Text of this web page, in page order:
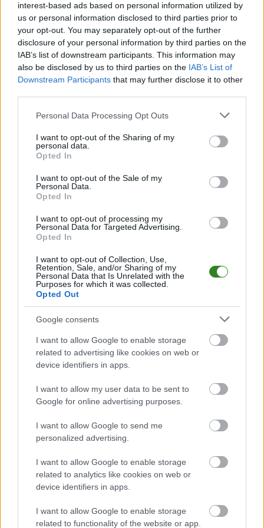
interest-based ads based on personal information utilized by
us or personal information disclosed to third parties prior to
your opt-out. You may separately opt-out of the further
disclosure of your personal information by third parties on the
IAB’s list of downstream participants. This information may
also be disclosed by us to third parties on the IAB’s List of
Downstream Participants that may further disclose it to other
Please note that this website/app uses one or more Google
not limited to your visit or usage behaviour. You may click to
grant or deny consent to Google and its third-party tags to
use your data for below specified purposes in below Google
consent section.
Personal Data Processing Opt Outs
I want to opt-out of the Sharing of my
personal data.
Opted In
I want to opt-out of the Sale of my
Personal Data.
Opted In
I want to opt-out of processing my
Personal Data for Targeted Advertising.
Opted In
I want to opt-out of Collection, Use,
Retention, Sale, and/or Sharing of my
Personal Data that Is Unrelated with the
Purposes for which it was collected.
Opted Out
Google consents
I want to allow Google to enable storage
related to advertising like cookies on web or
device identifiers in apps.
I want to allow my user data to be sent to
Google for online advertising purposes.
I want to allow Google to send me
personalized advertising.
I want to allow Google to enable storage
related to analytics like cookies on web or
device identifiers in apps.
I want to allow Google to enable storage
related to functionality of the website or app.
Po zakończeniu spotkania automatycznie publikujemyoficjalny wynik
spotkania, a także dane meczowe, jeśli są dostępne.
Pełny harmonogram rozgrywek dostępny jest tutaj:Dębica > Klasa A -
terminarz.
Informacje o składach i strzelcach
W miarę dostępności danych, publikujemyskłady wyjściowe,
aktualizujemy zależnie od poziomu ligi i dostępnych źródeł.
Śledź mecze swojej drużyny
Jeśli jesteś kibicem klubu LKS Głowaczowa lub Kaskada Kamionka -
zaglądaj tutaj częściej. Nasz serwis regularnie dostarcza informacje o
terminach meczów, wynikach, transferach i newsach klubowych
piłkarskichw województwie. Sprawdź nasze relacje, śledź ulubioną ligę i
bądź na bieżąco z wydarzeniami z boisk!
LKS Głowaczowa - Kaskada Kamionkaodbędzie się w ramach
20. kolejki - Dębica > Klasa A. Spotkanie zostanie rozegrane w dniu 01
LKS Głowaczowaprzystępuje do tego spotkania w roli gospodarza. Jak
drużyna radzi sobie w sezonie 2025/2026 rozgrywek Dębica > Klasa A
przed własną publicznością? Na tej stronie możecie zobaczyć tabelę
uwzględniającą tylko mecze u siebie. W tabeli biorącej pod uwagę tylko
mecze wyjazdowe możecie natomiast sprawdzić jak spisuje się klub
Kaskada Kamionka.
Dębica > Klasa A - sytuacja w tabeli
Przed meczami 20. kolejki - Dębica > Klasa A gospodarze (LKS
Głowaczowa) zajmują1. miejscew tabeli. Goście (Kaskada Kamionka)
Poniżej znajdziesz także ostatnie mecze obu drużyn oraz statystyki
bramkowe.
LKS Głowaczowa vs. Kaskada Kamionka - relacja, wynik na żywo,
transmisja
Wynik meczu LKS Głowaczowa - Kaskada Kamionka znajdziesz na naszej
stronie zaraz po jego zakończeniu. Jeżeli szukasz informacji meczowych,
zajrzyj tutaj:LKS Głowaczowa vs. Kaskada Kamionka - wynik,
składy, strzelcy
Jeżeli w internecie lub TV dostępna jest
albo innych spotkań Dębica
> Klasa A na pewno znajdziesz takie informacje na naszym portalu.
Możliwe jednak, że nigdzie nie pojawi się stream online z tego pojedynku.